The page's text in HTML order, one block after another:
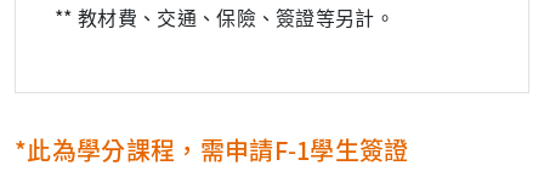
** 教材費、交通、保險、簽證等另計。
*此為學分課程，需申請F-1學生簽證